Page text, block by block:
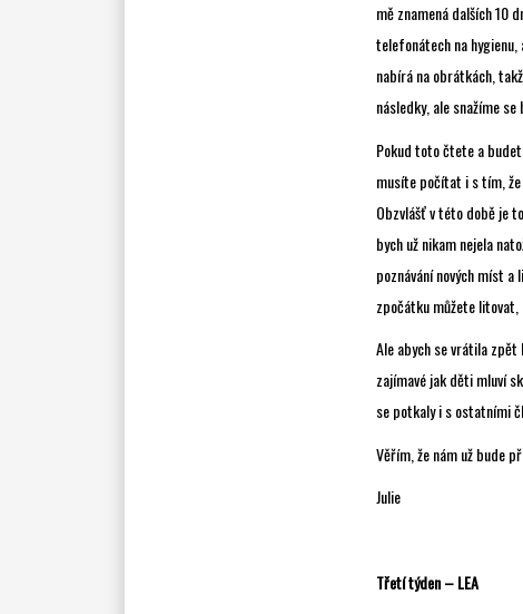
mě znamená dalších 10
telefonátech na
nabírá na obrátkách,
následky, ale snažíme se
Pokud toto čtete a
musíte počítat i s tím,
Obzvlášť v této době je
bych už nikam nejela
poznávání nových míst
zpočátku můžete litovat,
Ale abych se vrátila zpět
zajímavé jak děti mluví
se potkaly i s ostatními
Věřím, že nám už bude
Julie
Třetí týden – LEA